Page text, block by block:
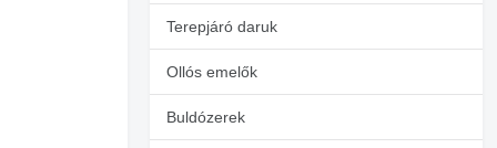
Terepjáró daruk
Ollós emelők
Buldózerek